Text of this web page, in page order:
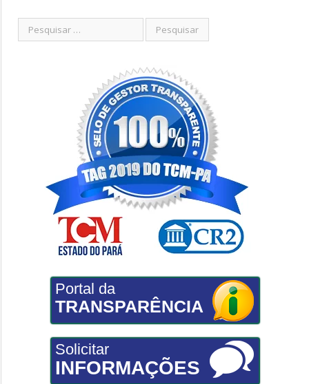
Portal da
TRANSPARÊNCIA
Solicitar
INFORMAÇÕES